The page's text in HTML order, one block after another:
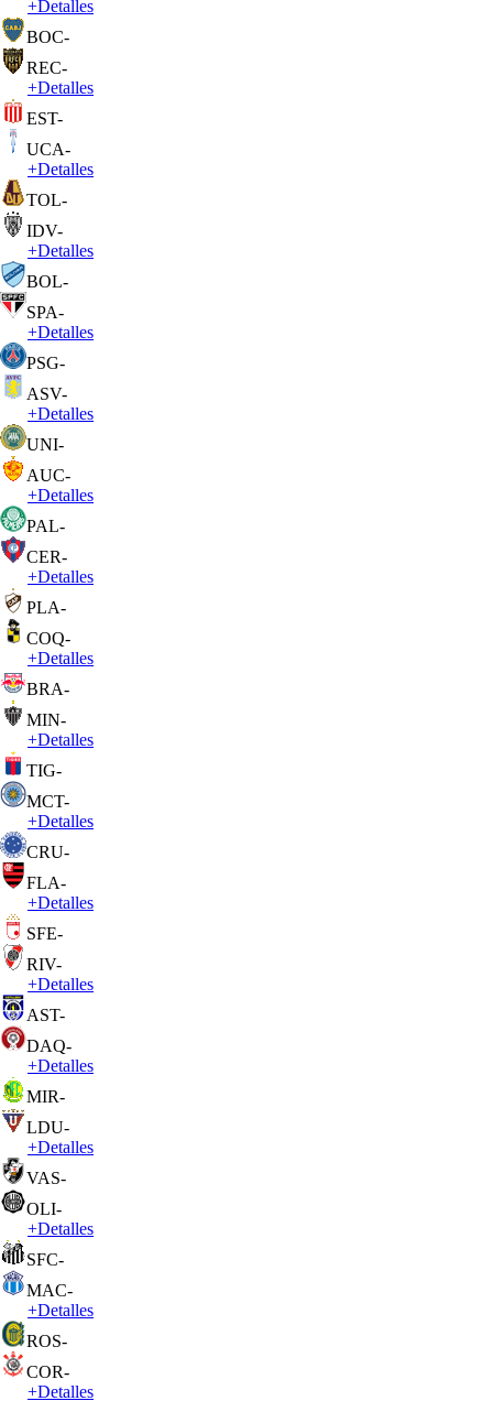
+Detalles
BOC-
REC-
+Detalles
EST-
UCA-
+Detalles
TOL-
IDV-
+Detalles
BOL-
SPA-
+Detalles
PSG-
ASV-
+Detalles
UNI-
AUC-
+Detalles
PAL-
CER-
+Detalles
PLA-
COQ-
+Detalles
BRA-
MIN-
+Detalles
TIG-
MCT-
+Detalles
CRU-
FLA-
+Detalles
SFE-
RIV-
+Detalles
AST-
DAQ-
+Detalles
MIR-
LDU-
+Detalles
VAS-
OLI-
+Detalles
SFC-
MAC-
+Detalles
ROS-
COR-
+Detalles